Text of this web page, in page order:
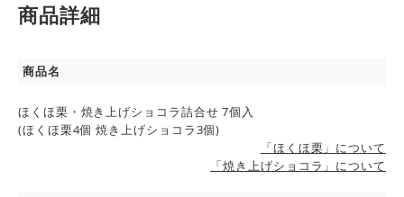
商品詳細
商品名
ほくほ栗・焼き上げショコラ詰合せ 7個入
(ほくほ栗4個 焼き上げショコラ3個)
「ほくほ栗」について
「焼き上げショコラ」について